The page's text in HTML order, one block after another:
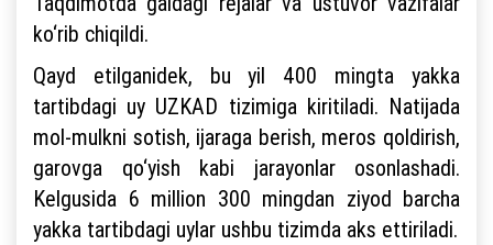
ko‘rib chiqildi.
Qayd etilganidek, bu yil 400 mingta yakka
tartibdagi uy UZKAD tizimiga kiritiladi. Natijada
mol-mulkni sotish, ijaraga berish, meros qoldirish,
garovga qo‘yish kabi jarayonlar osonlashadi.
Kelgusida 6 million 300 mingdan ziyod barcha
yakka tartibdagi uylar ushbu tizimda aks ettiriladi.